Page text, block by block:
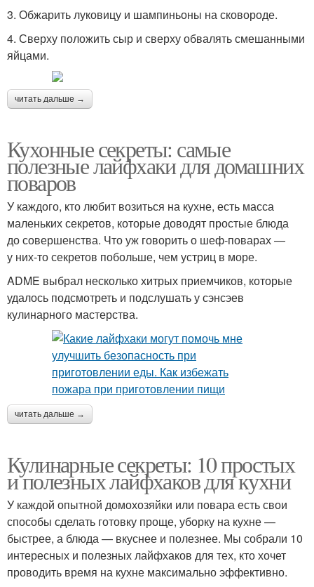
3. Обжарить луковицу и шампиньоны на сковороде.
4. Сверху положить сыр и сверху обвалять смешанными
яйцами.
читать дальше →
Кухонные секреты: самые
полезные лайфхаки для домашних
поваров
У каждого, кто любит возиться на кухне, есть масса
маленьких секретов, которые доводят простые блюда
до совершенства. Что уж говорить о шеф-поварах —
у них-то секретов побольше, чем устриц в море.
ADME выбрал несколько хитрых приемчиков, которые
удалось подсмотреть и подслушать у сэнсэев
кулинарного мастерства.
читать дальше →
Кулинарные секреты: 10 простых
и полезных лайфхаков для кухни
У каждой опытной домохозяйки или повара есть свои
способы сделать готовку проще, уборку на кухне —
быстрее, а блюда — вкуснее и полезнее. Мы собрали 10
интересных и полезных лайфхаков для тех, кто хочет
проводить время на кухне максимально эффективно.